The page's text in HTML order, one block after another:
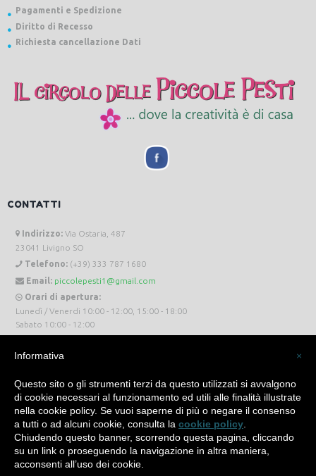
Pagamenti e Spedizione
Diritto di Recesso
Richiesta cancellazione Dati
CONTATTI
Indirizzo: Via Ostaria, 487
23041 Livigno SO
Telefono: (+39) 333 787 1680
Email: piccolepesti1@gmail.com
Orari di apertura:
Lunedì / Venerdi 10:00 - 12:00, 15:00 - 18:00
Sabato 10:00 - 12:00
Piccole Pesti Livigno © 2024 Tutti i diritti riservati. -Privacy Policy-Cookie Policy
Made with bySìServices
×
Informativa
Questo sito o gli strumenti terzi da questo utilizzati si avvalgono
di cookie necessari al funzionamento ed utili alle finalità illustrate
nella cookie policy. Se vuoi saperne di più o negare il consenso
a tutti o ad alcuni cookie, consulta la cookie policy
Chiudendo questo banner, scorrendo questa pagina, cliccando
su un link o proseguendo la navigazione in altra maniera,
acconsenti all’uso dei cookie.